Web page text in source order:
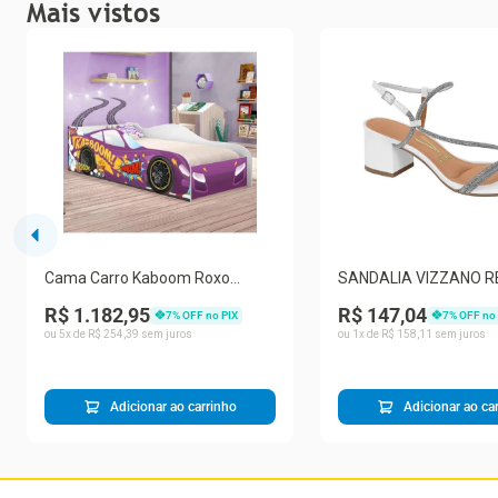
Mais vistos
Cama Carro Kaboom Roxo
R$ 1.182,95 7% OFF no PIX
ou 5x de R$ 254 39 sem juros
Adicionar ao carrinho
SANDALIA VIZZANO
R$ 147,04 7% OFF no
ou 1 x de R$ 158 11 sem juros
Adicionar ao